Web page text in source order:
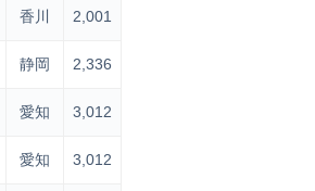
香川 2,001
静岡 2,336
愛知 3,012
愛知 3,012